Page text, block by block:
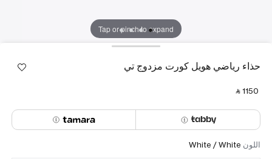
Tap or pinch to expand
حذاء رياضي هويل كورت مزدوج تي
‎ ⃁ ⁦1150⁩ ‎
اللون White / White